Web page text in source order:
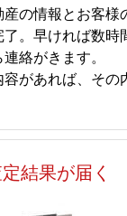
の情報とお客様
。早ければ数時
絡がきます。
があれば、その
結果が届く